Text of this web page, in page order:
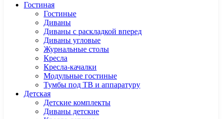
Гостиная
Гостиные
Диваны
Диваны с раскладкой вперед
Диваны угловые
Журнальные столы
Кресла
Кресла-качалки
Модульные гостиные
Тумбы под ТВ и аппаратуру
Детская
Детские комплекты
Диваны детские